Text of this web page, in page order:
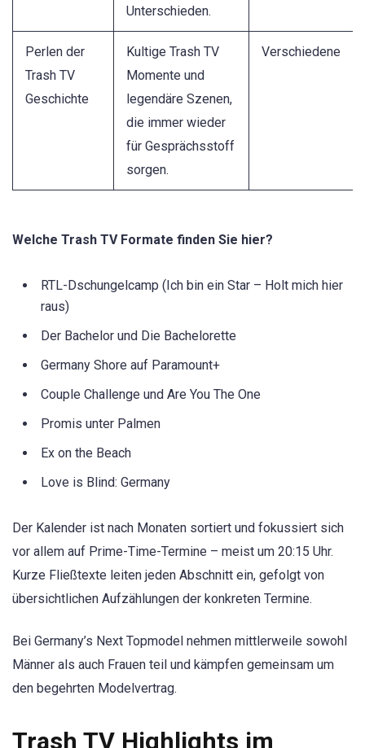
Unterschieden.
Perlen der
Trash TV
Geschichte
Kultige Trash TV
Momente und
legendäre Szenen,
die immer wieder
für Gesprächsstoff
sorgen.
Verschiedene
Welche Trash TV Formate finden Sie hier?
RTL-Dschungelcamp (Ich bin ein Star – Holt mich hier
raus)
Der Bachelor und Die Bachelorette
Germany Shore auf Paramount+
Couple Challenge und Are You The One
Promis unter Palmen
Ex on the Beach
Love is Blind: Germany
Der Kalender ist nach Monaten sortiert und fokussiert sich
vor allem auf Prime-Time-Termine – meist um 20:15 Uhr.
Kurze Fließtexte leiten jeden Abschnitt ein, gefolgt von
übersichtlichen Aufzählungen der konkreten Termine.
Bei Germany’s Next Topmodel nehmen mittlerweile sowohl
Männer als auch Frauen teil und kämpfen gemeinsam um
den begehrten Modelvertrag.
Trash TV Highlights im